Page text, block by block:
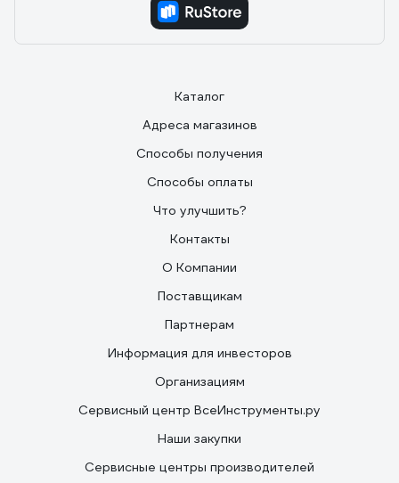
Каталог
Адреса магазинов
Способы получения
Способы оплаты
Что улучшить?
Контакты
О Компании
Поставщикам
Партнерам
Информация для инвесторов
Организациям
Сервисный центр ВсеИнструменты.ру
Наши закупки
Сервисные центры производителей